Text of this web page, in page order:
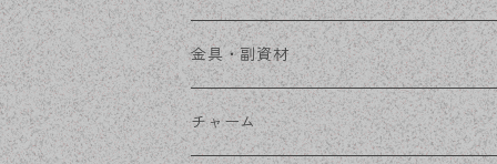
ステンレス金具
デザイン丸カン
フレーム
金具・副資材
丸カン
チャーム